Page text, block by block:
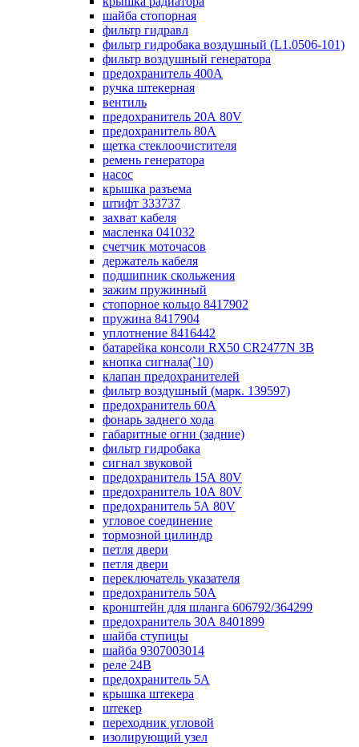
шайба стопорная
фильтр гидравл
фильтр гидробака воздушный (L1.0506-101)
фильтр воздушный генератора
предохранитель 400А
ручка штекерная
вентиль
предохранитель 20А 80V
предохранитель 80А
щетка стеклоочистителя
ремень генератора
насос
крышка разъема
штифт 333737
захват кабеля
масленка 041032
счетчик моточасов
держатель кабеля
подшипник скольжения
зажим пружинный
стопорное кольцо 8417902
пружина 8417904
уплотнение 8416442
батарейка консоли RX50 CR2477N 3B
кнопка сигнала(`10)
клапан предохранителей
фильтр воздушный (марк. 139597)
предохранитель 60А
фонарь заднего хода
габаритные огни (задние)
фильтр гидробака
сигнал звуковой
предохранитель 15А 80V
предохранитель 10А 80V
предохранитель 5А 80V
угловое соединение
тормозной цилиндр
петля двери
петля двери
переключатель указателя
предохранитель 50А
кронштейн для шланга 606792/364299
предохранитель 30А 8401899
шайба ступицы
шайба 9307003014
реле 24В
предохранитель 5А
крышка штекера
штекер
переходник угловой
изолирующий узел